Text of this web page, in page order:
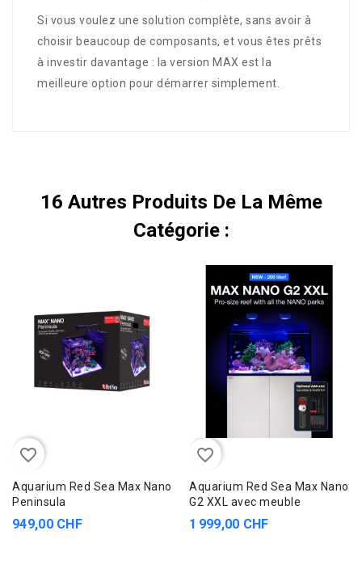
Si vous voulez une solution complète, sans avoir à
choisir beaucoup de composants, et vous êtes prêts
à investir davantage : la version MAX est la
meilleure option pour démarrer simplement.
16 Autres Produits De La Même
Catégorie :
favorite_border
Aquarium Red Sea Max Nano
Peninsula
949,00 CHF
favorite_border
Aquarium Red Sea Max Nano
G2 XXL avec meuble
1 999,00 CHF